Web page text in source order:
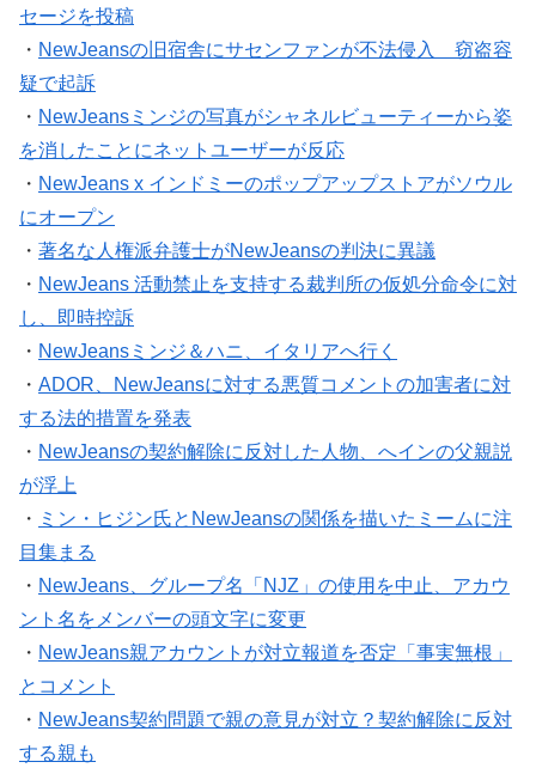
セージを投稿
・ NewJeansの旧宿舎にサセンファンが不法侵入 窃盗容
疑で起訴
・ NewJeansミンジの写真がシャネルビューティーから姿
を消したことにネットユーザーが反応
・ NewJeans x インドミーのポップアップストアがソウル
にオープン
・ 著名な人権派弁護士がNewJeansの判決に異議
・ NewJeans 活動禁止を支持する裁判所の仮処分命令に対
し、即時控訴
・ NewJeansミンジ＆ハニ、イタリアへ行く
・ ADOR、NewJeansに対する悪質コメントの加害者に対
する法的措置を発表
・ NewJeansの契約解除に反対した人物、へインの父親説
が浮上
・ ミン・ヒジン氏とNewJeansの関係を描いたミームに注
目集まる
・ NewJeans、グループ名「NJZ」の使用を中止、アカウ
ント名をメンバーの頭文字に変更
・ NewJeans親アカウントが対立報道を否定「事実無根」
とコメント
・ NewJeans契約問題で親の意見が対立？契約解除に反対
する親も